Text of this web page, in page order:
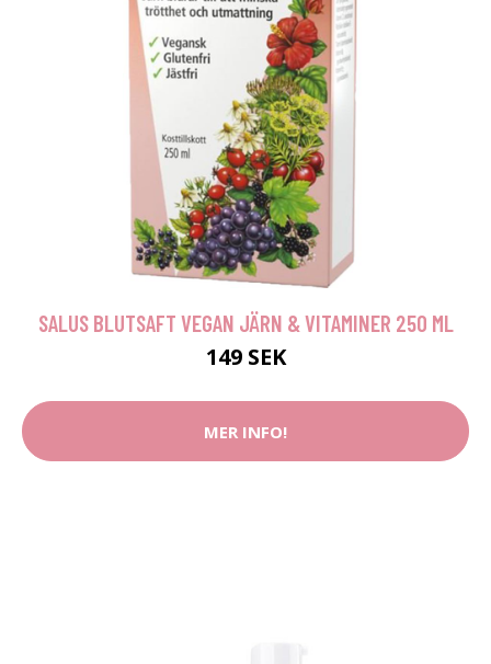
SALUS BLUTSAFT VEGAN JÄRN & VITAMINER 250 ML
149 SEK
MER INFO!